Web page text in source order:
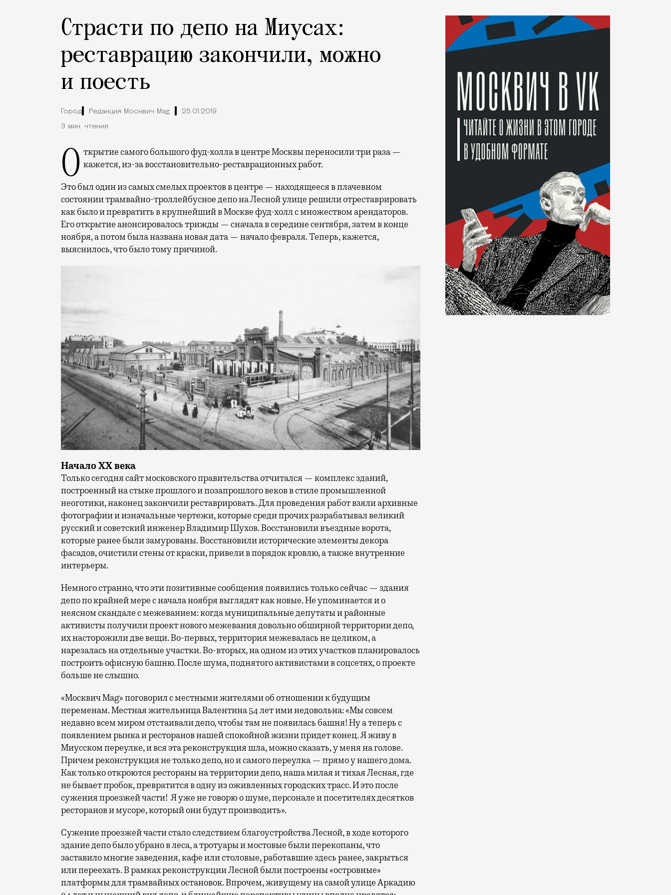
Страсти по депо на Миусах:
реставрацию закончили, можно
и поесть
Город Редакция Москвич Mag 25.01.2019
3 мин. чтения
Открытие самого большого фуд-холла в центре Москвы переносили три раза — кажется, из-за восстановительно-реставрационных работ.
Это был один из самых смелых проектов в центре — находящееся в плачевном
состоянии трамвайно-троллейбусное депо на Лесной улице решили отреставрировать
как было и превратить в крупнейший в Москве фуд-холл с множеством арендаторов.
Его открытие анонсировалось трижды — сначала в середине сентября, затем в конце
ноября, а потом была названа новая дата — начало февраля. Теперь, кажется,
выяснилось, что было тому причиной.
Начало ХХ века
Только сегодня сайт московского правительства отчитался — комплекс зданий,
построенный на стыке прошлого и позапрошлого веков в стиле промышленной
неоготики, наконец закончили реставрировать. Для проведения работ взяли архивные
фотографии и изначальные чертежи, которые среди прочих разрабатывал великий
русский и советский инженер Владимир Шухов. Восстановили въездные ворота,
которые ранее были замурованы. Восстановили исторические элементы декора
фасадов, очистили стены от краски, привели в порядок кровлю, а также внутренние
интерьеры.
Немного странно, что эти позитивные сообщения появились только сейчас — здания
депо по крайней мере с начала ноября выглядят как новые. Не упоминается и о
неясном скандале с межеванием: когда муниципальные депутаты и районные
активисты получили проект нового межевания довольно обширной территории депо,
их насторожили две вещи. Во-первых, территория межевалась не целиком, а
нарезалась на отдельные участки. Во-вторых, на одном из этих участков планировалось
построить офисную башню. После шума, поднятого активистами в соцсетях, о проекте
больше не слышно.
«Москвич Mag» поговорил с местными жителями об отношении к будущим
переменам. Местная жительница Валентина 54 лет ими недовольна: «Мы совсем
недавно всем миром отстаивали депо, чтобы там не появилась башня! Ну а теперь с
появлением рынка и ресторанов нашей спокойной жизни придет конец. Я живу в
Миусском переулке, и вся эта реконструкция шла, можно сказать, у меня на голове.
Причем реконструкция не только депо, но и самого переулка — прямо у нашего дома.
Как только откроются рестораны на территории депо, наша милая и тихая Лесная, где
не бывает пробок, превратится в одну из оживленных городских трасс. И это после
сужения проезжей части! Я уже не говорю о шуме, персонале и посетителях десятков
ресторанов и мусоре, который они будут производить».
Сужение проезжей части стало следствием благоустройства Лесной, в ходе которого
здание депо было убрано в леса, а тротуары и мостовые были перекопаны, что
заставило многие заведения, кафе или столовые, работавшие здесь ранее, закрыться
или переехать. В рамках реконструкции Лесной были построены «островные»
платформы для трамвайных остановок. Впрочем, живущему на самой улице Аркадию